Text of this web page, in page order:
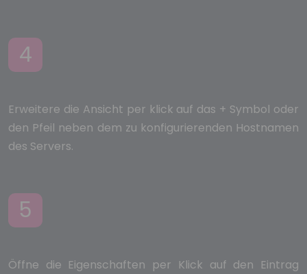
4
Erweitere die Ansicht per klick auf das + Symbol oder
den Pfeil neben dem zu konfigurierenden Hostnamen
des Servers.
5
Öffne die Eigenschaften per Klick auf den Eintrag